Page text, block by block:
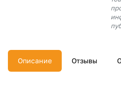
Описание Отзывы